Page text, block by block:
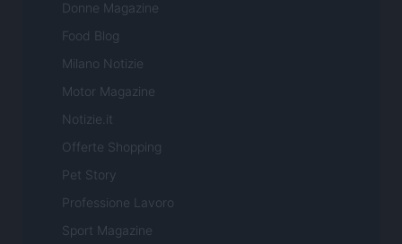
Donne Magazine
Food Blog
Milano Notizie
Motor Magazine
Notizie.it
Offerte Shopping
Pet Story
Professione Lavoro
Sport Magazine